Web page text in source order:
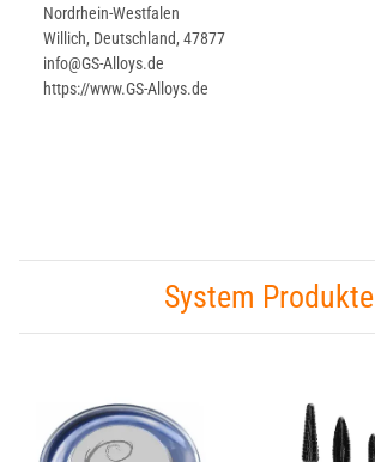
Nordrhein-Westfalen
Willich, Deutschland, 47877
info@GS-Alloys.de
https://www.GS-Alloys.de
System Produkte